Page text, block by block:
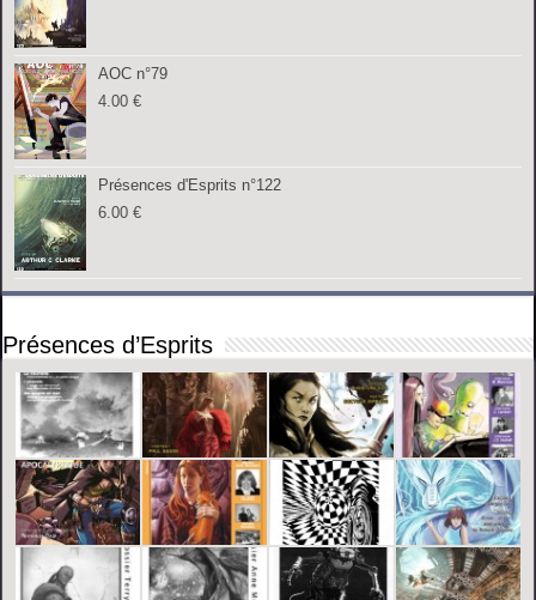
AOC n°79
4.00€
Présences d'Esprits n°122
6.00€
Présences d’Esprits